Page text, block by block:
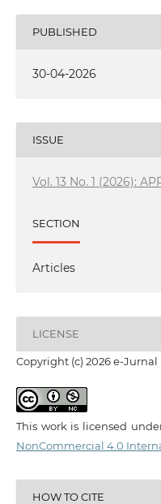
PUBLISHED
30-04-2026
ISSUE
Vol. 13 No. 1 (2026):
SECTION
Articles
LICENSE
Copyright (c) 2026 e-
This work is licensed
NonCommercial 4.0
HOW TO CITE